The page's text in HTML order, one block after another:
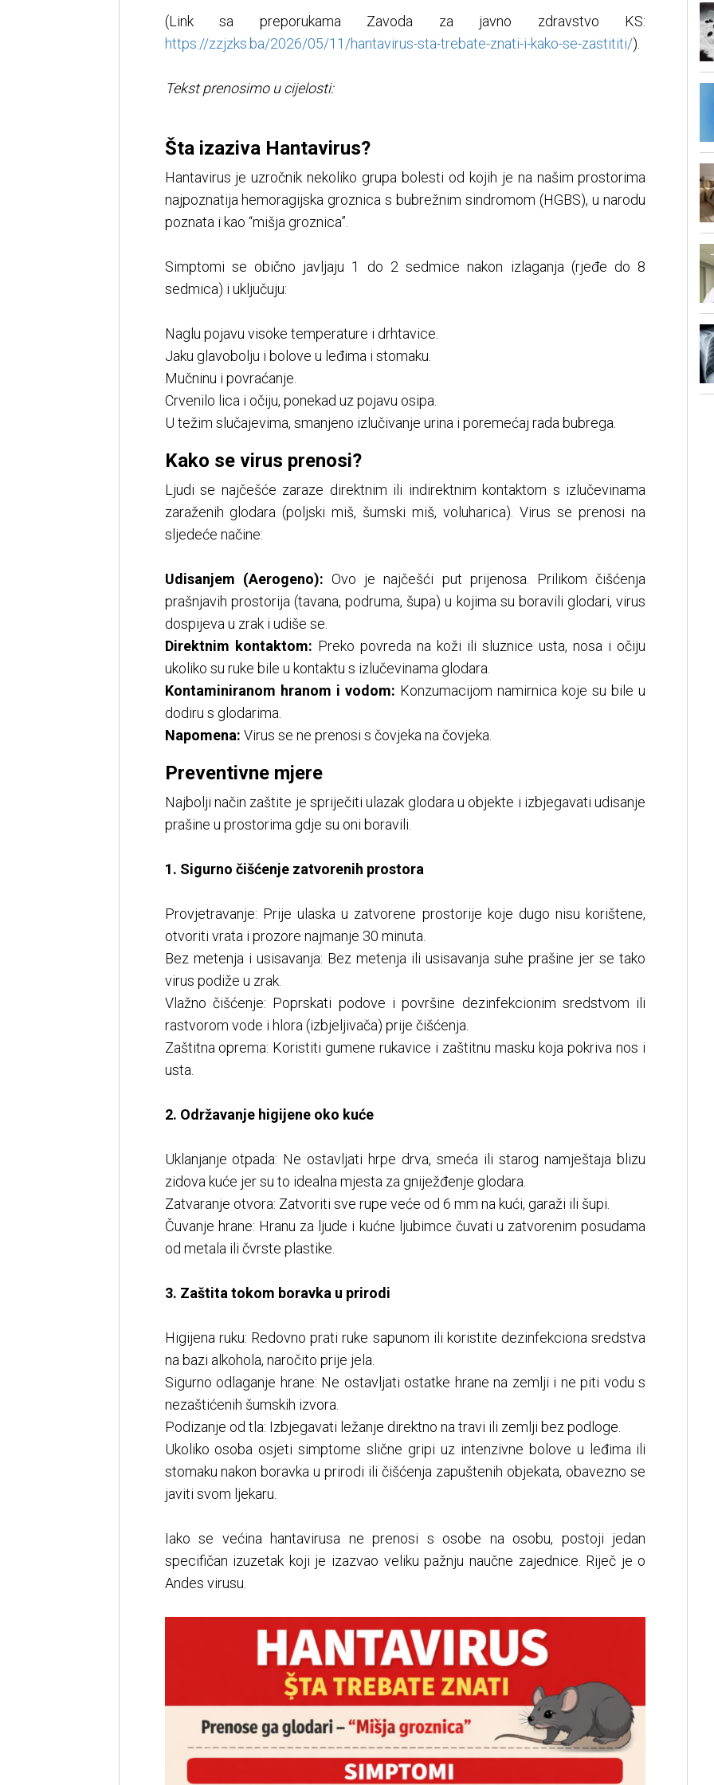
(Link sa preporukama Zavoda za javno zdravstvo KS:
https://zzjzks.ba/2026/05/11/hantavirus-sta-trebate-znati-i-kako-se-zastititi/).
Tekst prenosimo u cijelosti:
Šta izaziva Hantavirus?
Hantavirus je uzročnik nekoliko grupa bolesti od kojih je na našim prostorima
najpoznatija hemoragijska groznica s bubrežnim sindromom (HGBS), u narodu
poznata i kao “mišja groznica”.
Simptomi se obično javljaju 1 do 2 sedmice nakon izlaganja (rjeđe do 8
sedmica) i uključuju:
Naglu pojavu visoke temperature i drhtavice.
Jaku glavobolju i bolove u leđima i stomaku.
Mučninu i povraćanje.
Crvenilo lica i očiju, ponekad uz pojavu osipa.
U težim slučajevima, smanjeno izlučivanje urina i poremećaj rada bubrega.
Kako se virus prenosi?
Ljudi se najčešće zaraze direktnim ili indirektnim kontaktom s izlučevinama
zaraženih glodara (poljski miš, šumski miš, voluharica). Virus se prenosi na
sljedeće načine:
Udisanjem (Aerogeno): Ovo je najčešći put prijenosa. Prilikom čišćenja
prašnjavih prostorija (tavana, podruma, šupa) u kojima su boravili glodari, virus
dospijeva u zrak i udiše se.
Direktnim kontaktom: Preko povreda na koži ili sluznice usta, nosa i očiju
ukoliko su ruke bile u kontaktu s izlučevinama glodara.
Kontaminiranom hranom i vodom: Konzumacijom namirnica koje su bile u
dodiru s glodarima.
Napomena: Virus se ne prenosi s čovjeka na čovjeka.
Preventivne mjere
Najbolji način zaštite je spriječiti ulazak glodara u objekte i izbjegavati udisanje
prašine u prostorima gdje su oni boravili.
1. Sigurno čišćenje zatvorenih prostora
Provjetravanje: Prije ulaska u zatvorene prostorije koje dugo nisu korištene,
otvoriti vrata i prozore najmanje 30 minuta.
Bez metenja i usisavanja: Bez metenja ili usisavanja suhe prašine jer se tako
virus podiže u zrak.
Vlažno čišćenje: Poprskati podove i površine dezinfekcionim sredstvom ili
rastvorom vode i hlora (izbjeljivača) prije čišćenja.
Zaštitna oprema: Koristiti gumene rukavice i zaštitnu masku koja pokriva nos i
usta.
2. Održavanje higijene oko kuće
Uklanjanje otpada: Ne ostavljati hrpe drva, smeća ili starog namještaja blizu
zidova kuće jer su to idealna mjesta za gniježđenje glodara.
Zatvaranje otvora: Zatvoriti sve rupe veće od 6 mm na kući, garaži ili šupi.
Čuvanje hrane: Hranu za ljude i kućne ljubimce čuvati u zatvorenim posudama
od metala ili čvrste plastike.
3. Zaštita tokom boravka u prirodi
Higijena ruku: Redovno prati ruke sapunom ili koristite dezinfekciona sredstva
na bazi alkohola, naročito prije jela.
Sigurno odlaganje hrane: Ne ostavljati ostatke hrane na zemlji i ne piti vodu s
nezaštićenih šumskih izvora.
Podizanje od tla: Izbjegavati ležanje direktno na travi ili zemlji bez podloge.
Ukoliko osoba osjeti simptome slične gripi uz intenzivne bolove u leđima ili
stomaku nakon boravka u prirodi ili čišćenja zapuštenih objekata, obavezno se
javiti svom ljekaru.
Iako se većina hantavirusa ne prenosi s osobe na osobu, postoji jedan
specifičan izuzetak koji je izazvao veliku pažnju naučne zajednice. Riječ je o
Andes virusu.